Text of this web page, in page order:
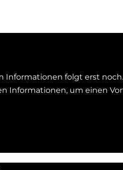
Informationen folgt erst
Informationen, um einen